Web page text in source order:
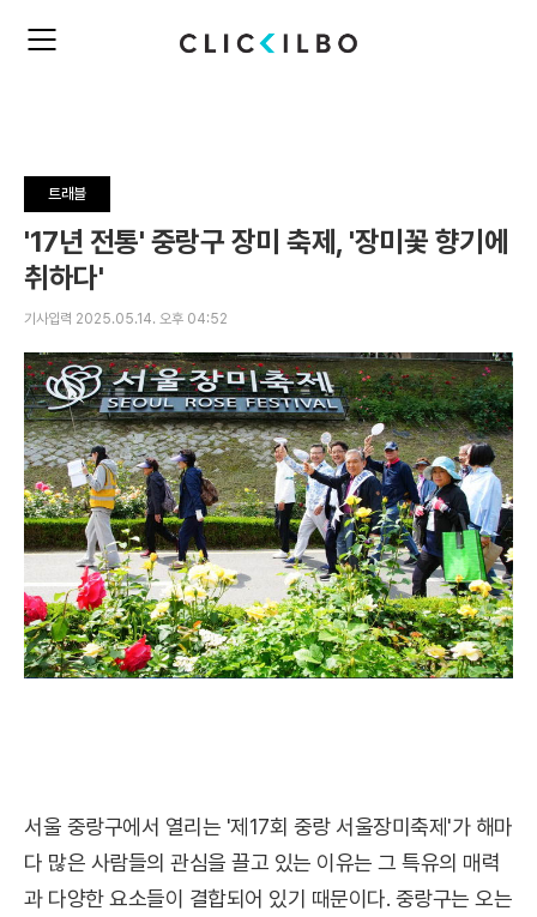
주
뉴
펼
치
기
트래블
'17년 전통' 중랑구 장미 축제, '장미꽃 향기에
취하다'
기사입력 2025.05.14. 오후 04:52
서울 중랑구에서 열리는 '제17회 중랑 서울장미축제'가 해마
다 많은 사람들의 관심을 끌고 있는 이유는 그 특유의 매력
과 다양한 요소들이 결합되어 있기 때문이다. 중랑구는 오는